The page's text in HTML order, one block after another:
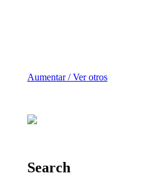
Aumentar / Ver otros
Search